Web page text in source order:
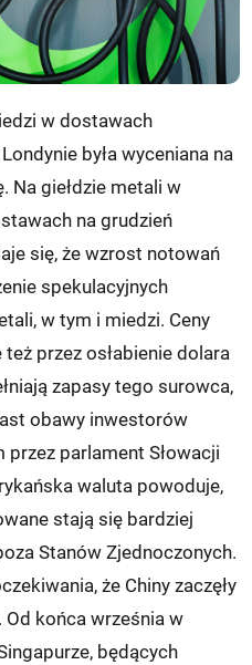
w dostawach
była wyceniana na
Na giełdzie metali w
na grudzień
się, że wzrost notowań
spekulacyjnych
w tym i miedzi. Ceny
przez osłabienie dolara
zapasy tego surowca,
obawy inwestorów
parlament Słowacji
waluta powoduje,
stają się bardziej
Stanów Zjednoczonych.
że Chiny zaczęły
Od końca września w
będących